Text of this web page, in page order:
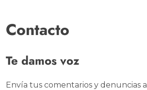
Contacto
Te damos voz
Envía tus comentarios y denuncias a